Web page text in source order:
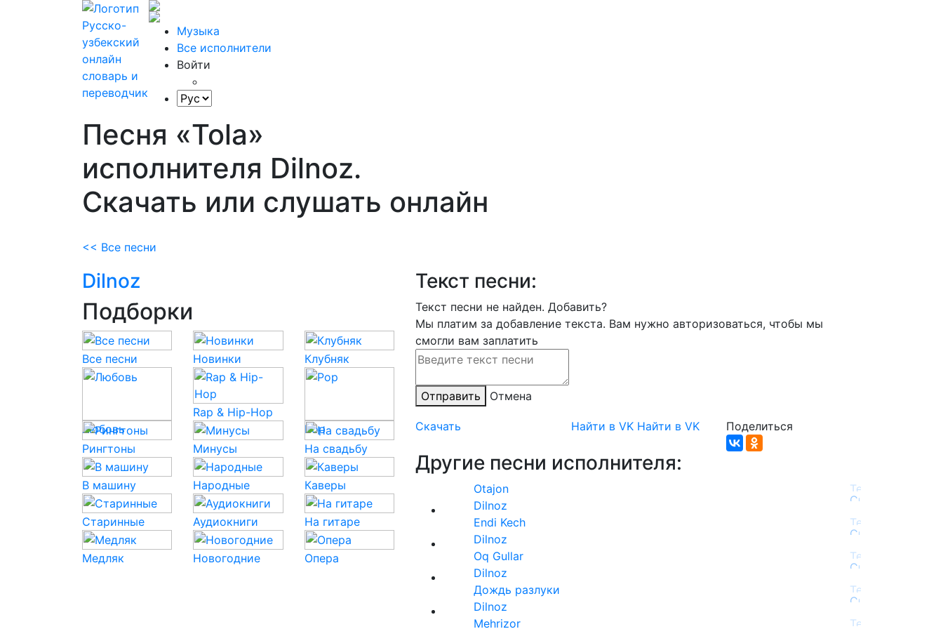
Музыка
Все исполнители
Войти
Песня «Tola»
исполнителя Dilnoz.
Скачать или слушать онлайн
<< Все песни
Текст песни:
Текст песни не найден. Добавить?
Мы платим за добавление текста. Вам нужно авторизоваться, чтобы мы
смогли вам заплатить
Отправить Отмена
Скачать Найти в VK Найти в VK Поделиться
Другие песни исполнителя:
Otajon
Dilnoz
Endi Kech
Dilnoz
Oq Gullar
Dilnoz
Дождь разлуки
Dilnoz
Mehrizor
Dilnoz
Подборки
Все песни Новинки Клубняк
Любовь
Rap & Hip-Hop
Pop
Рингтоны
Минусы На свадьбу
В машину Народные Каверы
Старинные Аудиокниги На гитаре
Медляк Новогодние Опера